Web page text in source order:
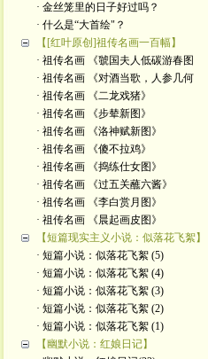
· 金丝笼里的日子好过吗？
· 什么是“大首绘"？
【[红叶原创]祖传名画一百幅】
· 祖传名画 《虢国夫人低碳游春图
· 祖传名画 《对酒当歌，人参几何
· 祖传名画 《二龙戏猪》
· 祖传名画 《步辇新图》
· 祖传名画 《洛神赋新图》
· 祖传名画 《傻不拉鸡》
· 祖传名画 《捣练仕女图》
· 祖传名画 《过五关蘸六酱》
· 祖传名画 《李白赏月图》
· 祖传名画 《晨起画皮图》
【短篇现实主义小说：似落花飞絮】
· 短篇小说：似落花飞絮 (5)
· 短篇小说：似落花飞絮 (4)
· 短篇小说：似落花飞絮 (3)
· 短篇小说：似落花飞絮 (2)
· 短篇小说：似落花飞絮 (1)
【幽默小说：红娘日记】